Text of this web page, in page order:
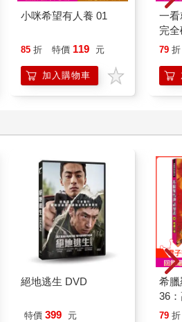
小咪希望有人養 01
85 折 特價 119 元
加入購物車
一
完
法
79 折
絕地逃生 DVD
特價 399 元
希
36
79 折